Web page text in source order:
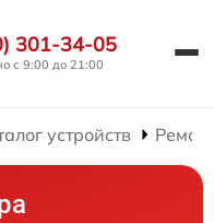
301-34-05
с 9:00 до 21:00
устройств